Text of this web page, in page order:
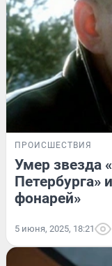
ПРОИСШЕСТВИЯ
Умер звезда
Петербурга»
фонарей»
5 июня, 2025, 18:21